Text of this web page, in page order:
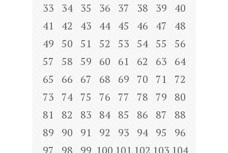
33
34 35 36 37 38 39
40
41
42 43 44 45 46 47
48
49
50 51 52 53 54 55
56
57
58 59 60 61 62 63
64
65
66 67 68 69 70 71
72
73
74 75 76 77 78 79
80
81
82 83 84 85 86 87
88
89
90 91 92 93 94 95
96
97
98 99 100 101 102 103 104